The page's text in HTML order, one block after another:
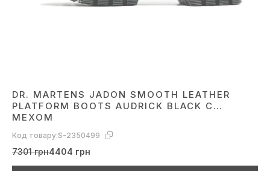
DR. MARTENS JADON SMOOTH LEATHER
PLATFORM BOOTS AUDRICK BLACK С
МЕХОМ
Код товару:S-2350499
7301 грн4404 грн